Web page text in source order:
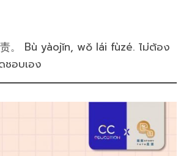
。 Bù yàojǐn, wǒ lái fùzé. ไม่ต้อง
ชอบเอง